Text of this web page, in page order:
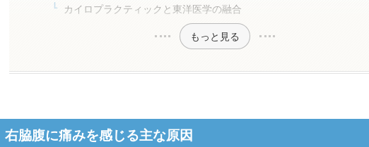
カイロプラクティックと東洋医学の融合
もっと見る
右脇腹に痛みを感じる主な原因